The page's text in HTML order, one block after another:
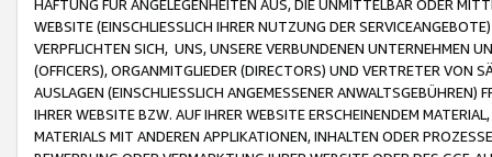
HAFTUNG FÜR ANGELEGENHEITEN AUS, DIE UNMITTELBAR ODER
WEBSITE (EINSCHLIESSLICH IHRER NUTZUNG DER
VERPFLICHTEN SICH, UNS, UNSERE VERBUNDENEN UNTERNEHMEN
(OFFICERS), ORGANMITGLIEDER (DIRECTORS) UND VERTRETER VON
AUSLAGEN (EINSCHLIESSLICH ANGEMESSENER
IHRER WEBSITE BZW. AUF IHRER WEBSITE ERSCHEINENDEM
MATERIALS MIT ANDEREN APPLIKATIONEN, INHALTEN ODER